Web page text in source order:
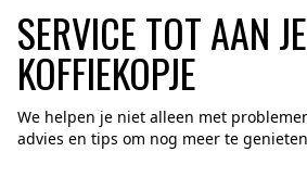
SERVICE TOT AAN JE
KOFFIEKOPJE
We helpen je niet alleen met
advies en tips om nog meer te